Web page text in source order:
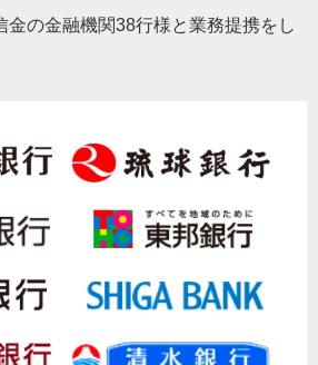
金の金融機関38行様と業務提携をし